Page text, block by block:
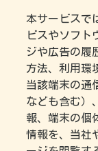
本サービスで
ビスやソフト
ジや広告の履
方法、利用環
当該端末の通
なども含む）
報、端末の個
情報を、当社